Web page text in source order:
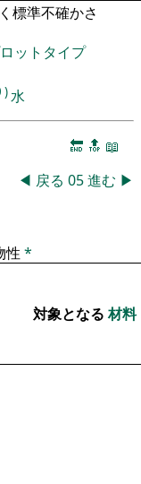
標準不確かさ
ットタイプ
)水
🔚 🔝 📖
◀ 戻る 05進む ▶
性*
対象となる材料